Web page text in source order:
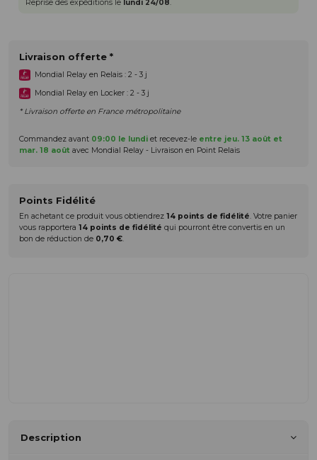
Reprise des expéditions le lundi 24/08.
Livraison offerte *
Mondial Relay en Relais : 2 - 3 j
Mondial Relay en Locker : 2 - 3 j
* Livraison offerte en France métropolitaine
Commandez avant 09:00 le lundi et recevez-le entre jeu. 13 août et
mar. 18 août avec Mondial Relay - Livraison en Point Relais
Points Fidélité
En achetant ce produit vous obtiendrez 14 points de fidélité. Votre panier
vous rapportera 14 points de fidélité qui pourront être convertis en un
bon de réduction de 0,70 €.
Description